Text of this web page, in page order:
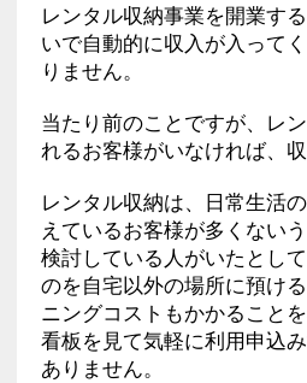
レンタル収納事業を開業す
いで自動的に収入が入って
りません。
当たり前のことですが、レ
れるお客様がいなければ、
レンタル収納は、日常生活
えているお客様が多くない
検討している人がいたとし
のを自宅以外の場所に預け
ニングコストもかかること
看板を見て気軽に利用申込
ありません。